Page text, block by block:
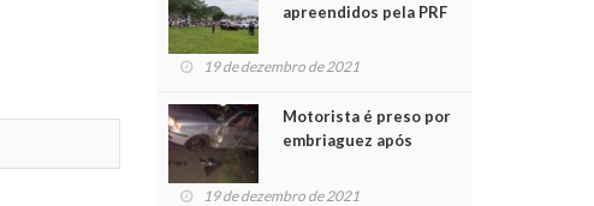
apreendidos pela PRF
crianças no Natal
19 de dezembro de 2021
Motorista é preso por
embriaguez após
feridos
19 de dezembro de 2021